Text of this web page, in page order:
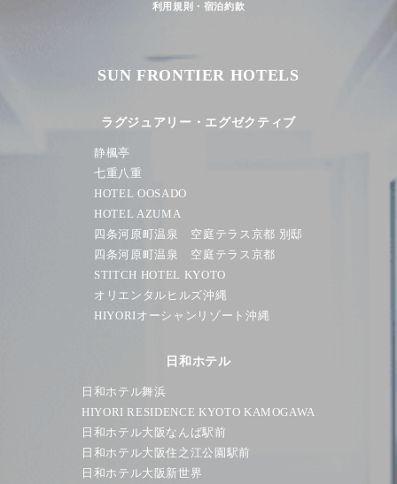
利用規則・宿泊約款
SUN FRONTIER HOTELS
ラグジュアリー・エグゼクティブ
静楓亭
七重八重
HOTEL OOSADO
HOTEL AZUMA
四条河原町温泉 空庭テラス京都 別邸
四条河原町温泉 空庭テラス京都
STITCH HOTEL KYOTO
オリエンタルヒルズ沖縄
HIYORIオーシャンリゾート沖縄
日和ホテル
日和ホテル舞浜
HIYORI RESIDENCE KYOTO KAMOGAWA
日和ホテル大阪なんば駅前
日和ホテル大阪住之江公園駅前
日和ホテル大阪新世界